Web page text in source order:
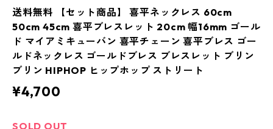
送料無料 【セット商品】 喜平ネックレス 60cm
50cm 45cm 喜平ブレスレット 20cm 幅16mm ゴール
ド マイアミキューバン 喜平チェーン 喜平ブレス ゴー
ルドネックレス ゴールドブレス ブレスレット ブリン
ブリン HIPHOP ヒップホップ ストリート
¥4,700
SOLD OUT